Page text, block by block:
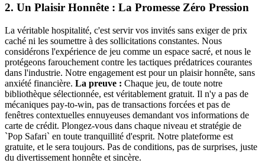
2. Un Plaisir Honnête : La Promesse Zéro Pression
La véritable hospitalité, c'est servir vos invités sans exiger de prix
caché ni les soumettre à des sollicitations constantes. Nous
considérons l'expérience de jeu comme un espace sacré, et nous le
protégeons farouchement contre les tactiques prédatrices courantes
dans l'industrie. Notre engagement est pour un plaisir honnête, sans
anxiété financière. La preuve : Chaque jeu, de toute notre
bibliothèque sélectionnée, est véritablement gratuit. Il n'y a pas de
mécaniques pay-to-win, pas de transactions forcées et pas de
fenêtres contextuelles ennuyeuses demandant vos informations de
carte de crédit. Plongez-vous dans chaque niveau et stratégie de
`Pop Safari` en toute tranquillité d'esprit. Notre plateforme est
gratuite, et le sera toujours. Pas de conditions, pas de surprises, juste
du divertissement honnête et sincère.